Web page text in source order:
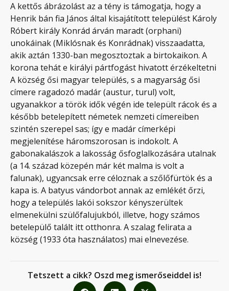
A kettős ábrázolást az a tény is támogatja, hogy a
Henrik bán fia János által kisajátított települést Károly
Róbert király Konrád árván maradt (orphani)
unokáinak (Miklósnak és Konrádnak) visszaadatta,
akik aztán 1330-ban megosztoztak a birtokaikon. A
korona tehát e királyi pártfogást hivatott érzékeltetni
A község ősi magyar település, s a magyarság ősi
címere ragadozó madár (austur, turul) volt,
ugyanakkor a török idők végén ide települt rácok és a
később betelepített németek nemzeti címereiben
szintén szerepel sas; így e madár címerképi
megjelenítése háromszorosan is indokolt. A
gabonakalászok a lakosság ősfoglalkozására utalnak
(a 14. század közepén már két malma is volt a
falunak), ugyancsak erre céloznak a szőlőfürtök és a
kapa is. A batyus vándorbot annak az emlékét őrzi,
hogy a település lakói sokszor kényszerültek
elmenekülni szülőfalujukból, illetve, hogy számos
betelepülő talált itt otthonra. A szalag felirata a
község (1933 óta használatos) mai elnevezése.
Tetszett a cikk? Oszd meg ismerőseiddel is!